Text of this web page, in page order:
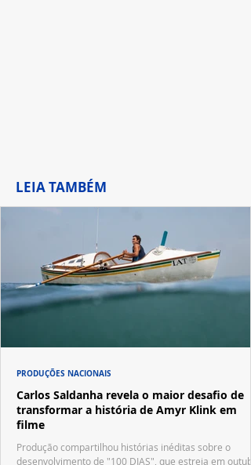
LEIA TAMBÉM
Carlos Saldanha revela o maior desafio de
transformar a história de Amyr Klink em
filme
Produção compartilhou histórias inéditas sobre o
desenvolvimento de "100 DIAS", que estreia em
PRODUÇÕES NACIONAIS